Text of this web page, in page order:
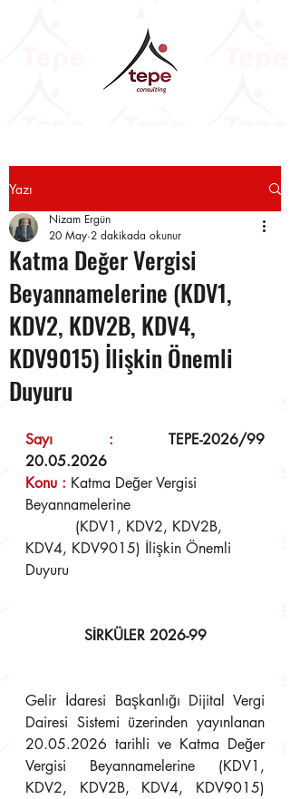
Yazı
Katma Değer Vergisi
Beyannamelerine (KDV1,
KDV2, KDV2B, KDV4,
KDV9015) İlişkin Önemli
Duyuru
Nizam Ergün
20 May 2 dakikada okunur
Sayı  :
20.05.2026
Konu : Katma Değer Vergisi
Beyannamelerine
KDV4, KDV9015) İlişkin Önemli
Duyuru
SİRKÜLER 2026-99
Gelir İdaresi Başkanlığı Dijital Vergi
Dairesi Sistemi üzerinden yayınlanan
20.05.2026 tarihli ve Katma Değer
Vergisi Beyannamelerine (KDV1,
KDV2, KDV2B, KDV4, KDV9015)